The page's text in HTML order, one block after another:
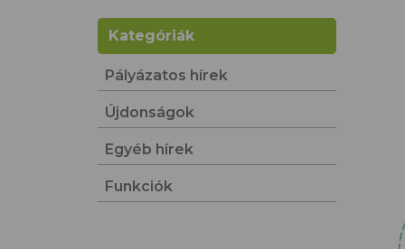
Kategóriák
Pályázatos hírek
Újdonságok
Egyéb hírek
Funkciók